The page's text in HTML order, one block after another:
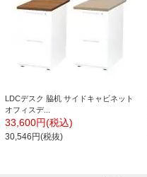
LDCデスク 脇机 サイドキャビネット
オフィスデ...
33,600円(税込)
30,546円(税抜)